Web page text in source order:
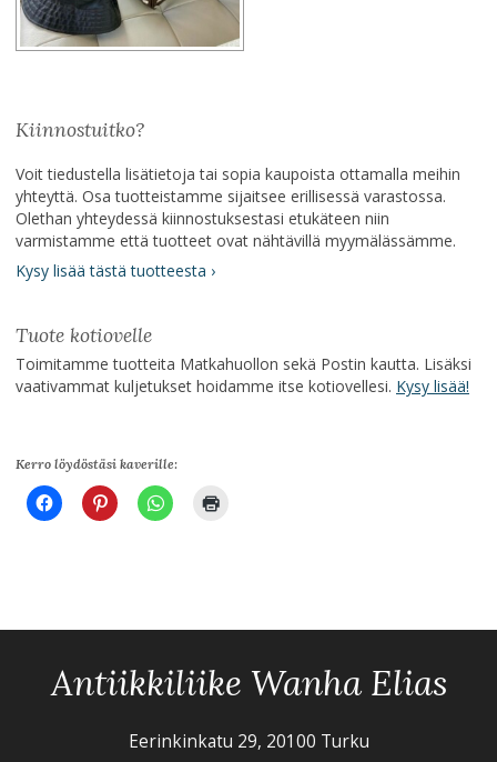
Kiinnostuitko?
Voit tiedustella lisätietoja tai sopia kaupoista ottamalla meihin
yhteyttä. Osa tuotteistamme sijaitsee erillisessä varastossa.
Olethan yhteydessä kiinnostuksestasi etukäteen niin
varmistamme että tuotteet ovat nähtävillä myymälässämme.
Kysy lisää tästä tuotteesta ›
Tuote kotiovelle
Toimitamme tuotteita Matkahuollon sekä Postin kautta. Lisäksi
vaativammat kuljetukset hoidamme itse kotiovellesi. Kysy lisää!
Kerro löydöstäsi kaverille:
Antiikkiliike Wanha Elias
Eerinkinkatu 29, 20100 Turku